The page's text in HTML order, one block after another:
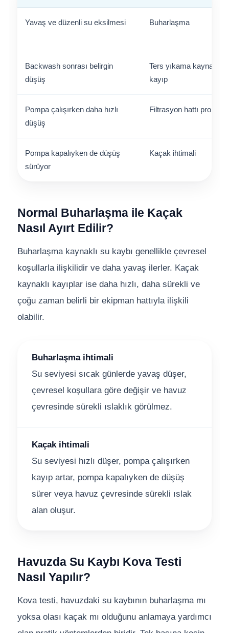
Yavaş ve düzenli su eksilmesi Buharlaşma
Backwash sonrası belirgin
düşüş
Ters yıkama kaynaklı
kayıp
Pompa çalışırken daha hızlı
düşüş
Filtrasyon hattı problemi
Pompa kapalıyken de düşüş
sürüyor
Kaçak ihtimali
Normal Buharlaşma ile Kaçak
Nasıl Ayırt Edilir?
Buharlaşma kaynaklı su kaybı genellikle çevresel
koşullarla ilişkilidir ve daha yavaş ilerler. Kaçak
kaynaklı kayıplar ise daha hızlı, daha sürekli ve
çoğu zaman belirli bir ekipman hattıyla ilişkili
olabilir.
Buharlaşma ihtimali
Su seviyesi sıcak günlerde yavaş düşer,
çevresel koşullara göre değişir ve havuz
çevresinde sürekli ıslaklık görülmez.
Kaçak ihtimali
Su seviyesi hızlı düşer, pompa çalışırken
kayıp artar, pompa kapalıyken de düşüş
sürer veya havuz çevresinde sürekli ıslak
alan oluşur.
Havuzda Su Kaybı Kova Testi
Nasıl Yapılır?
Kova testi, havuzdaki su kaybının buharlaşma mı
yoksa olası kaçak mı olduğunu anlamaya yardımcı